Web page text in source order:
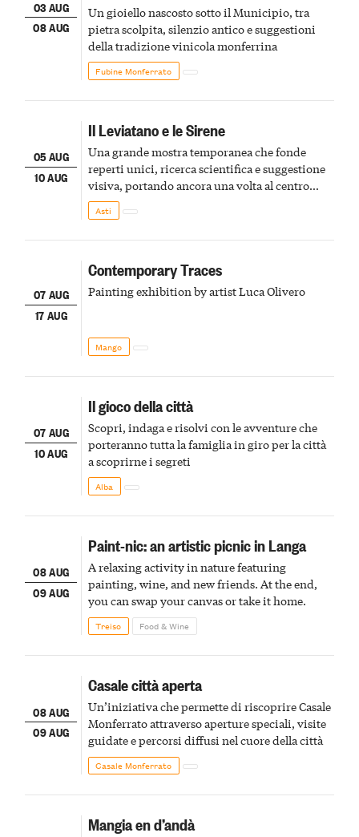
03 AUG
08 AUG
Un gioiello nascosto sotto il Municipio, tra
pietra scolpita, silenzio antico e suggestioni
della tradizione vinicola monferrina
Fubine Monferrato
05 AUG
10 AUG
Il Leviatano e le Sirene
Una grande mostra temporanea che fonde
reperti unici, ricerca scientifica e suggestione
visiva, portando ancora una volta al centro
della scena le meraviglie del passato astigiano
Asti
07 AUG
17 AUG
Contemporary Traces
Painting exhibition by artist Luca Olivero
Mango
07 AUG
10 AUG
Il gioco della città
Scopri, indaga e risolvi con le avventure che
porteranno tutta la famiglia in giro per la città
a scoprirne i segreti
Alba
08 AUG
09 AUG
Paint-nic: an artistic picnic in Langa
A relaxing activity in nature featuring
painting, wine, and new friends. At the end,
you can swap your canvas or take it home.
Treiso Food & Wine
08 AUG
09 AUG
Casale città aperta
Un’iniziativa che permette di riscoprire Casale
Monferrato attraverso aperture speciali, visite
guidate e percorsi diffusi nel cuore della città
Casale Monferrato
Mangia en d’andà